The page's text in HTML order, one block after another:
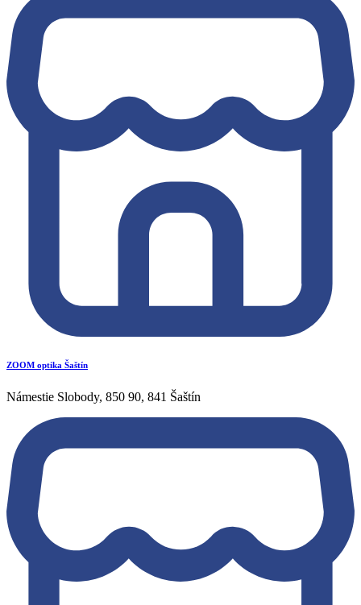
ZOOM optika Šaštín
Námestie Slobody, 850 90, 841 Šaštín